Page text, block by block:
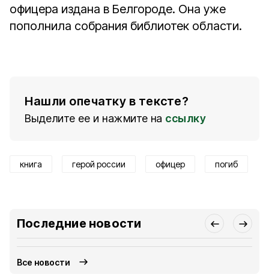
офицера издана в Белгороде. Она уже
пополнила собрания библиотек области.
Нашли опечатку в тексте?
Выделите ее и нажмите на ссылку
книга герой россии офицер погиб
Последние новости
Все новости